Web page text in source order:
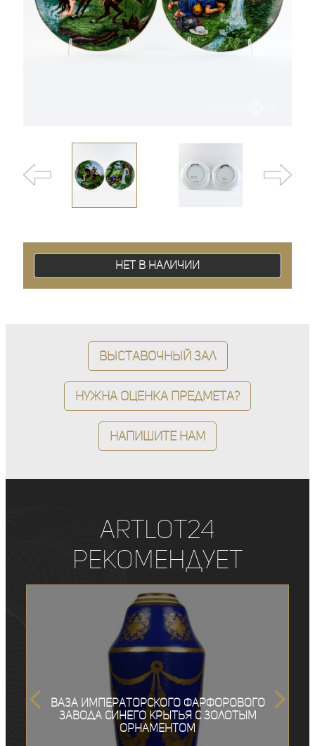
Нет в наличии
Выставочный зал
Нужна оценка предмета?
Напишите нам
ArtLot24
рекомендует
Ваза Императорского фарфорового
завода синего крытья с золотым
орнаментом